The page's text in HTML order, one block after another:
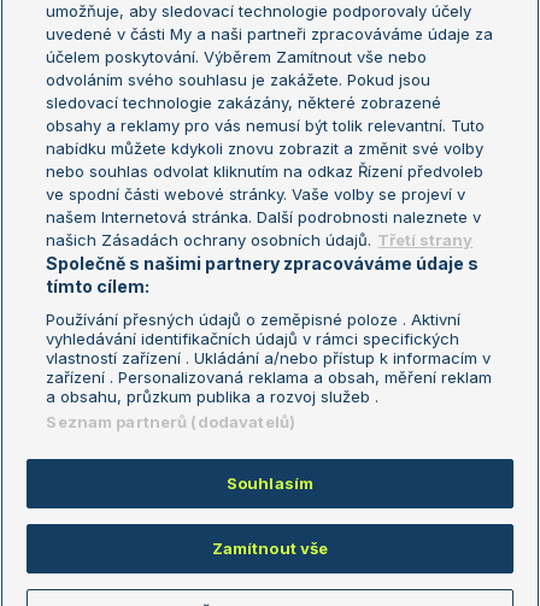
Sázkařský žebříček
Wimbledon
US Open
Turnaj mistrů
Turnaj mistryň
Aktualní trendy
Fotbalové přestupy
Livesport Daily
LS Prague Open
Podmínky užití
Nastavení soukromí
GDPR a žurnalistika
Reklama
Kontakt
Informace o zpracování osobních
údajů
Copyright © 2008-2026 TenisPortal.cz. Využíváme zpravodajství ČTK.
umožňuje, aby sledovací technologie podporovaly účely
uvedené v části My a naši partneři zpracováváme údaje za
účelem poskytování. Výběrem Zamítnout vše nebo
odvoláním svého souhlasu je zakážete. Pokud jsou
sledovací technologie zakázány, některé zobrazené
obsahy a reklamy pro vás nemusí být tolik relevantní. Tuto
nabídku můžete kdykoli znovu zobrazit a změnit své volby
nebo souhlas odvolat kliknutím na odkaz Řízení předvoleb
ve spodní části webové stránky. Vaše volby se projeví v
našem Internetová stránka. Další podrobnosti naleznete v
našich Zásadách ochrany osobních údajů. Třetí strany
Společně s našimi partnery zpracováváme údaje s
tímto cílem:
Používání přesných údajů o zeměpisné poloze . Aktivní
vyhledávání identifikačních údajů v rámci specifických
vlastností zařízení . Ukládání a/nebo přístup k informacím v
zařízení . Personalizovaná reklama a obsah, měření reklam
a obsahu, průzkum publika a rozvoj služeb .
Seznam partnerů (dodavatelů)
Souhlasím
Zamítnout vše